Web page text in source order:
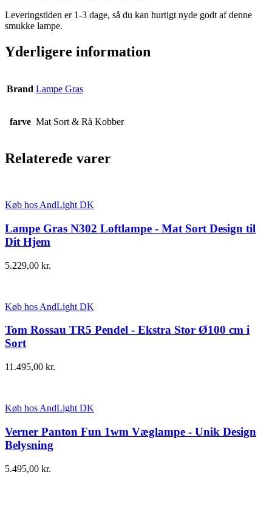
Leveringstiden er 1-3 dage, så du kan hurtigt nyde godt af denne
smukke lampe.
Yderligere information
Brand Lampe Gras
farve Mat Sort & Rå Kobber
Relaterede varer
Køb hos AndLight DK
Lampe Gras N302 Loftlampe - Mat Sort Design til
Dit Hjem
5.229,00 kr.
Køb hos AndLight DK
Tom Rossau TR5 Pendel - Ekstra Stor Ø100 cm i
Sort
11.495,00 kr.
Køb hos AndLight DK
Verner Panton Fun 1wm Væglampe - Unik Design
Belysning
5.495,00 kr.